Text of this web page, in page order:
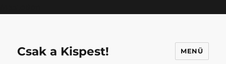
Csak a Kispest! MENÜ